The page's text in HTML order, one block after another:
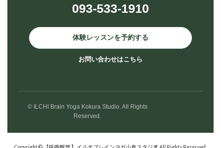
093-533-1910
体験レッスンを予約する
お問い合わせはこちら
© ILCHI Brain Yoga Kokura Studio. All Rights
Reserved.
Copyright © 【呼吸瞑想 】イルチブレインヨガ小倉スタジオ All Rights Reserved.